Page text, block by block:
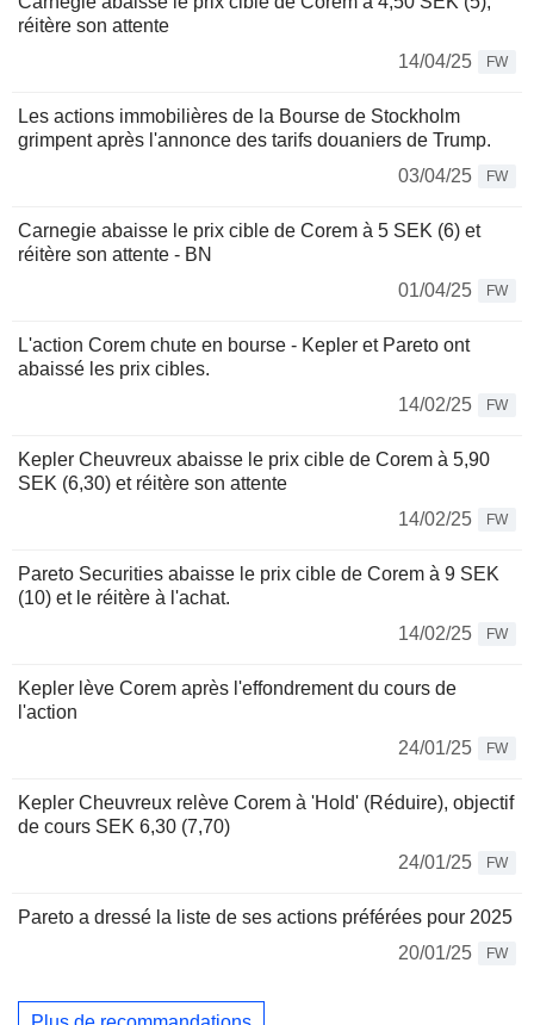
réitère son attente
14/04/25
FW
Les actions immobilières de la Bourse de Stockholm
grimpent après l'annonce des tarifs douaniers de Trump.
03/04/25
FW
Carnegie abaisse le prix cible de Corem à 5 SEK (6) et
réitère son attente - BN
01/04/25
FW
L'action Corem chute en bourse - Kepler et Pareto ont
abaissé les prix cibles.
14/02/25
FW
Kepler Cheuvreux abaisse le prix cible de Corem à 5,90
SEK (6,30) et réitère son attente
14/02/25
FW
Pareto Securities abaisse le prix cible de Corem à 9 SEK
(10) et le réitère à l'achat.
14/02/25
FW
Kepler lève Corem après l'effondrement du cours de
l'action
24/01/25
FW
Kepler Cheuvreux relève Corem à 'Hold' (Réduire), objectif
de cours SEK 6,30 (7,70)
24/01/25
FW
Pareto a dressé la liste de ses actions préférées pour 2025
20/01/25
FW